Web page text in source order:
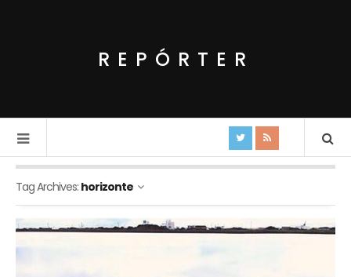
REPÓRTER
Tag Archives: horizonte